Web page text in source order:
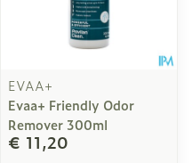
EVAA+
Evaa+ Friendly Odor
Remover 300ml
€ 11,20